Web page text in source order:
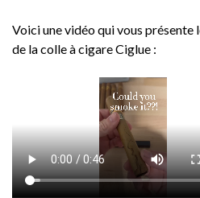
Voici une vidéo qui vous présente
de la colle à cigare Ciglue :